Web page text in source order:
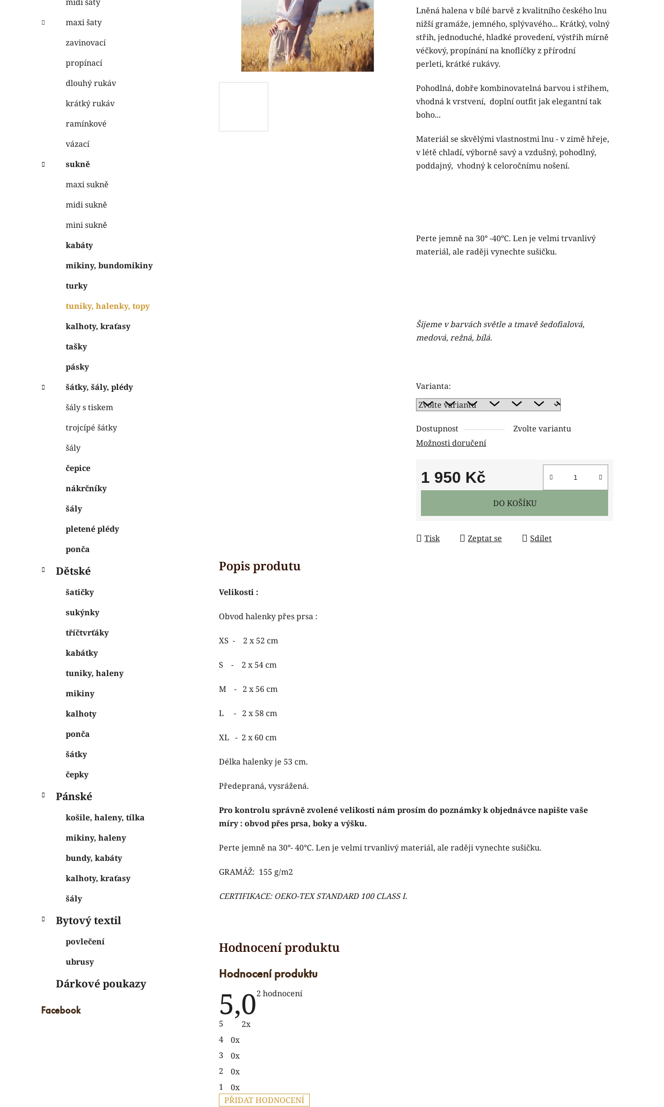
n
e
maxi šaty
zavinovací
propínací
dlouhý rukáv
krátký rukáv
ramínkové
vázací
sukně
maxi sukně
midi sukně
mini sukně
kabáty
mikiny, bundomikiny
turky
tuniky, halenky, topy
kalhoty, kraťasy
tašky
pásky
šátky, šály, plédy
šály s tiskem
trojcípé šátky
šály
čepice
nákrčníky
šály
pletené plédy
ponča
Dětské
šatičky
sukýnky
tříčtvrťáky
kabátky
tuniky, haleny
mikiny
kalhoty
ponča
šátky
čepky
Pánské
košile, haleny, tílka
mikiny, haleny
bundy, kabáty
kalhoty, kraťasy
šály
Bytový textil
povlečení
ubrusy
Dárkové poukazy
Facebook
produktu
je
5,0
z
5
Lněná halena v bílé barvě z kvalitního českého lnu
nižší gramáže, jemného, splývavého... Krátký, volný
střih, jednoduché, hladké provedení, výstřih mírně
véčkový, propínání na knoflíčky z přírodní
perleti, krátké rukávy.
Pohodlná, dobře kombinovatelná barvou i střihem,
vhodná k vrstvení, doplní outfit jak elegantní tak
boho...
Materiál se skvělými vlastnostmi lnu - v zimě hřeje,
v létě chladí, výborně savý a vzdušný, pohodlný,
poddajný, vhodný k celoročnímu nošení.
Perte jemně na 30° -40°C. Len je velmi trvanlivý
materiál, ale raději vynechte sušičku.
Šijeme v barvách světle a tmavě šedofialová,
medová, režná, bílá.
Varianta:
Dostupnost
Zvolte variantu
Možnosti doručení
1 950 Kč
Měrná cena:
DO KOŠÍKU
Tisk Zeptat se Sdílet
Velikosti :
Obvod halenky přes prsa :
XS - 2 x 52 cm
S - 2 x 54 cm
M - 2 x 56 cm
L - 2 x 58 cm
XL - 2 x 60 cm
Délka halenky je 53 cm.
Předepraná, vysrážená.
Pro kontrolu správně zvolené velikosti nám prosím do poznámky k objednávce napište vaše
míry : obvod přes prsa, boky a výšku.
Perte jemně na 30°- 40°C. Len je velmi trvanlivý materiál, ale raději vynechte sušičku.
GRAMÁŽ: 155 g/m2
CERTIFIKACE: OEKO-TEX STANDARD 100 CLASS I.
Hodnocení produktu
5,0Průměrné
2 hodnocení
5
2x
4
0x
3
0x
2
0x
1
0x
PŘIDAT HODNOCENÍ